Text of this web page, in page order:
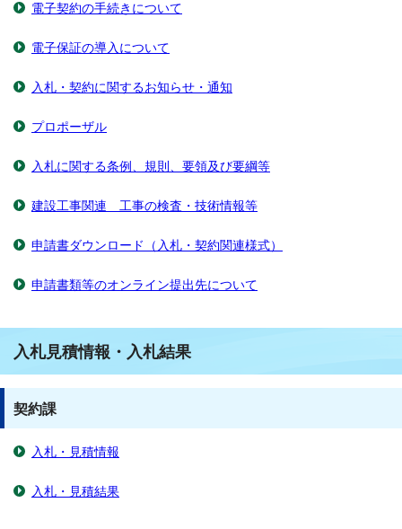
電子契約の手続きについて
電子保証の導入について
入札・契約に関するお知らせ・通知
プロポーザル
入札に関する条例、規則、要領及び要綱等
建設工事関連 工事の検査・技術情報等
申請書ダウンロード（入札・契約関連様式）
申請書類等のオンライン提出先について
入札見積情報・入札結果
契約課
入札・見積情報
入札・見積結果